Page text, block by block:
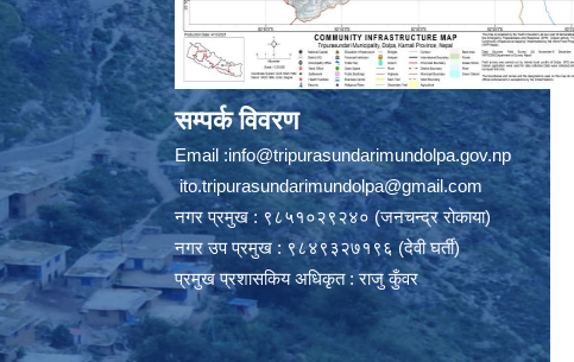
सम्पर्क विवरण
Email :info@tripurasundarimundolpa.gov.np
ito.tripurasundarimundolpa@gmail.com
नगर प्रमुख : ९८५१०२९२४० (जनचन्द्र रोकाया)
नगर उप प्रमुख : ९८४९३२७१९६ (देवी घर्ती)
प्रमुख प्रशासकिय अधिकृत : राजु कुँवर